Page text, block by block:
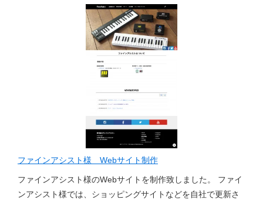
ファインアシスト様 Webサイト制作
ファインアシスト様のWebサイトを制作致しました。 ファイ
ンアシスト様では、ショッピングサイトなどを自社で更新さ